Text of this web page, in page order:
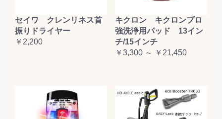
セイワ クレンリネス首
振りドライヤー
￥2,200
キクロン キクロンプロ
強洗浄用パッド 13イン
チ/15インチ
￥3,300 ～ ￥21,450